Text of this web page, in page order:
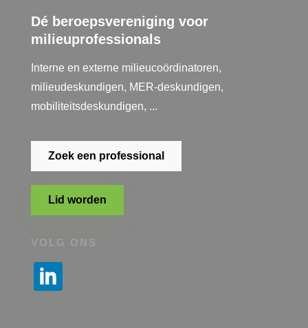
Dé beroepsvereniging voor
milieuprofessionals
Interne en externe milieucoördinatoren,
milieudeskundigen, MER-deskundigen,
mobiliteitsdeskundigen, ...
Zoek een professional
Lid worden
VOLG ONS